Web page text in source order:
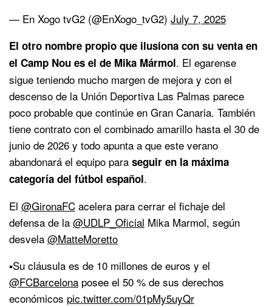
— En Xogo tvG2 (@EnXogo_tvG2) July 7, 2025
El otro nombre propio que ilusiona con su venta en
el Camp Nou es el de Mika Mármol. El egarense
sigue teniendo mucho margen de mejora y con el
descenso de la Unión Deportiva Las Palmas parece
poco probable que continúe en Gran Canaria. También
tiene contrato con el combinado amarillo hasta el 30 de
junio de 2026 y todo apunta a que este verano
abandonará el equipo para seguir en la máxima
categoría del fútbol español.
El @GironaFC acelera para cerrar el fichaje del
defensa de la @UDLP_Oficial Mika Marmol, según
desvela @MatteMoretto
▪️Su cláusula es de 10 millones de euros y el
@FCBarcelona posee el 50 % de sus derechos
económicos pic.twitter.com/01pMy5uyQr